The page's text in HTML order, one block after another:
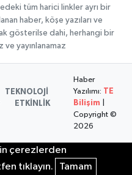
tüm harici linkler ayrı bir
haber, köşe yazıları ve
gösterilse dahi, herhangi bir
ve yayınlanamaz
TEKNOLOJİ
ETKİNLİK
Haber
Yazılımı:
TE
Bilişim
Copyright ©
2026
çerezlerden
tıklayın.
Tamam